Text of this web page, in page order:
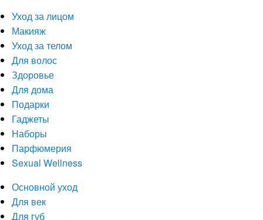
Уход за лицом
Макияж
Уход за телом
Для волос
Здоровье
Для дома
Подарки
Гаджеты
Наборы
Парфюмерия
Sexual Wellness
Основной уход
Для век
Для губ